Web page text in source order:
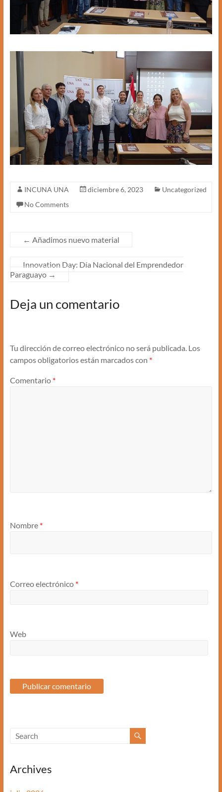
INCUNA UNA diciembre 6, 2023
Uncategorized
No Comments
← Añadimos nuevo material
Innovation Day: Día Nacional del Emprendedor
Paraguayo →
Deja un comentario
Tu dirección de correo electrónico no será publicada. Los
campos obligatorios están marcados con *
Comentario *
Nombre *
Correo electrónico *
Web
Archives